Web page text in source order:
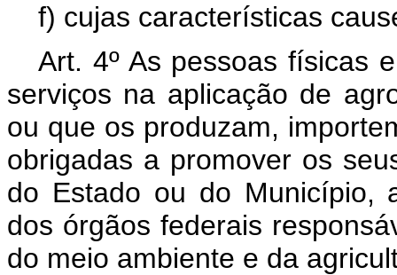
f) cujas características
Art. 4º As pessoas físicas
serviços na aplicação de
ou que os produzam,
obrigadas a promover os
do Estado ou do Município,
dos órgãos federais
do meio ambiente e da